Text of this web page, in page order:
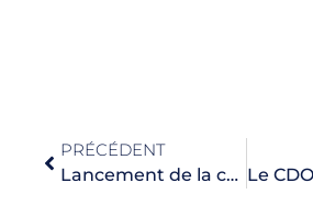
PRÉCÉDENT
Lancement de la campagne ANS 2025 – PST